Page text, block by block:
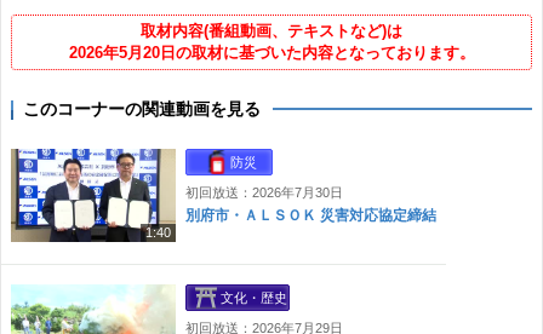
取材内容(番組動画、テキストなど)は
2026年5月20日の取材に基づいた内容となっております。
このコーナーの関連動画を見る
1:40
防災
初回放送：2026年7月30日
別府市・ＡＬＳＯＫ 災害対応協定締結
文化・歴史
初回放送：2026年7月29日